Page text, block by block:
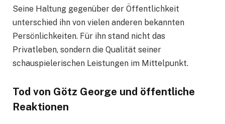
Seine Haltung gegenüber der Öffentlichkeit
unterschied ihn von vielen anderen bekannten
Persönlichkeiten. Für ihn stand nicht das
Privatleben, sondern die Qualität seiner
schauspielerischen Leistungen im Mittelpunkt.
Tod von Götz George und öffentliche
Reaktionen